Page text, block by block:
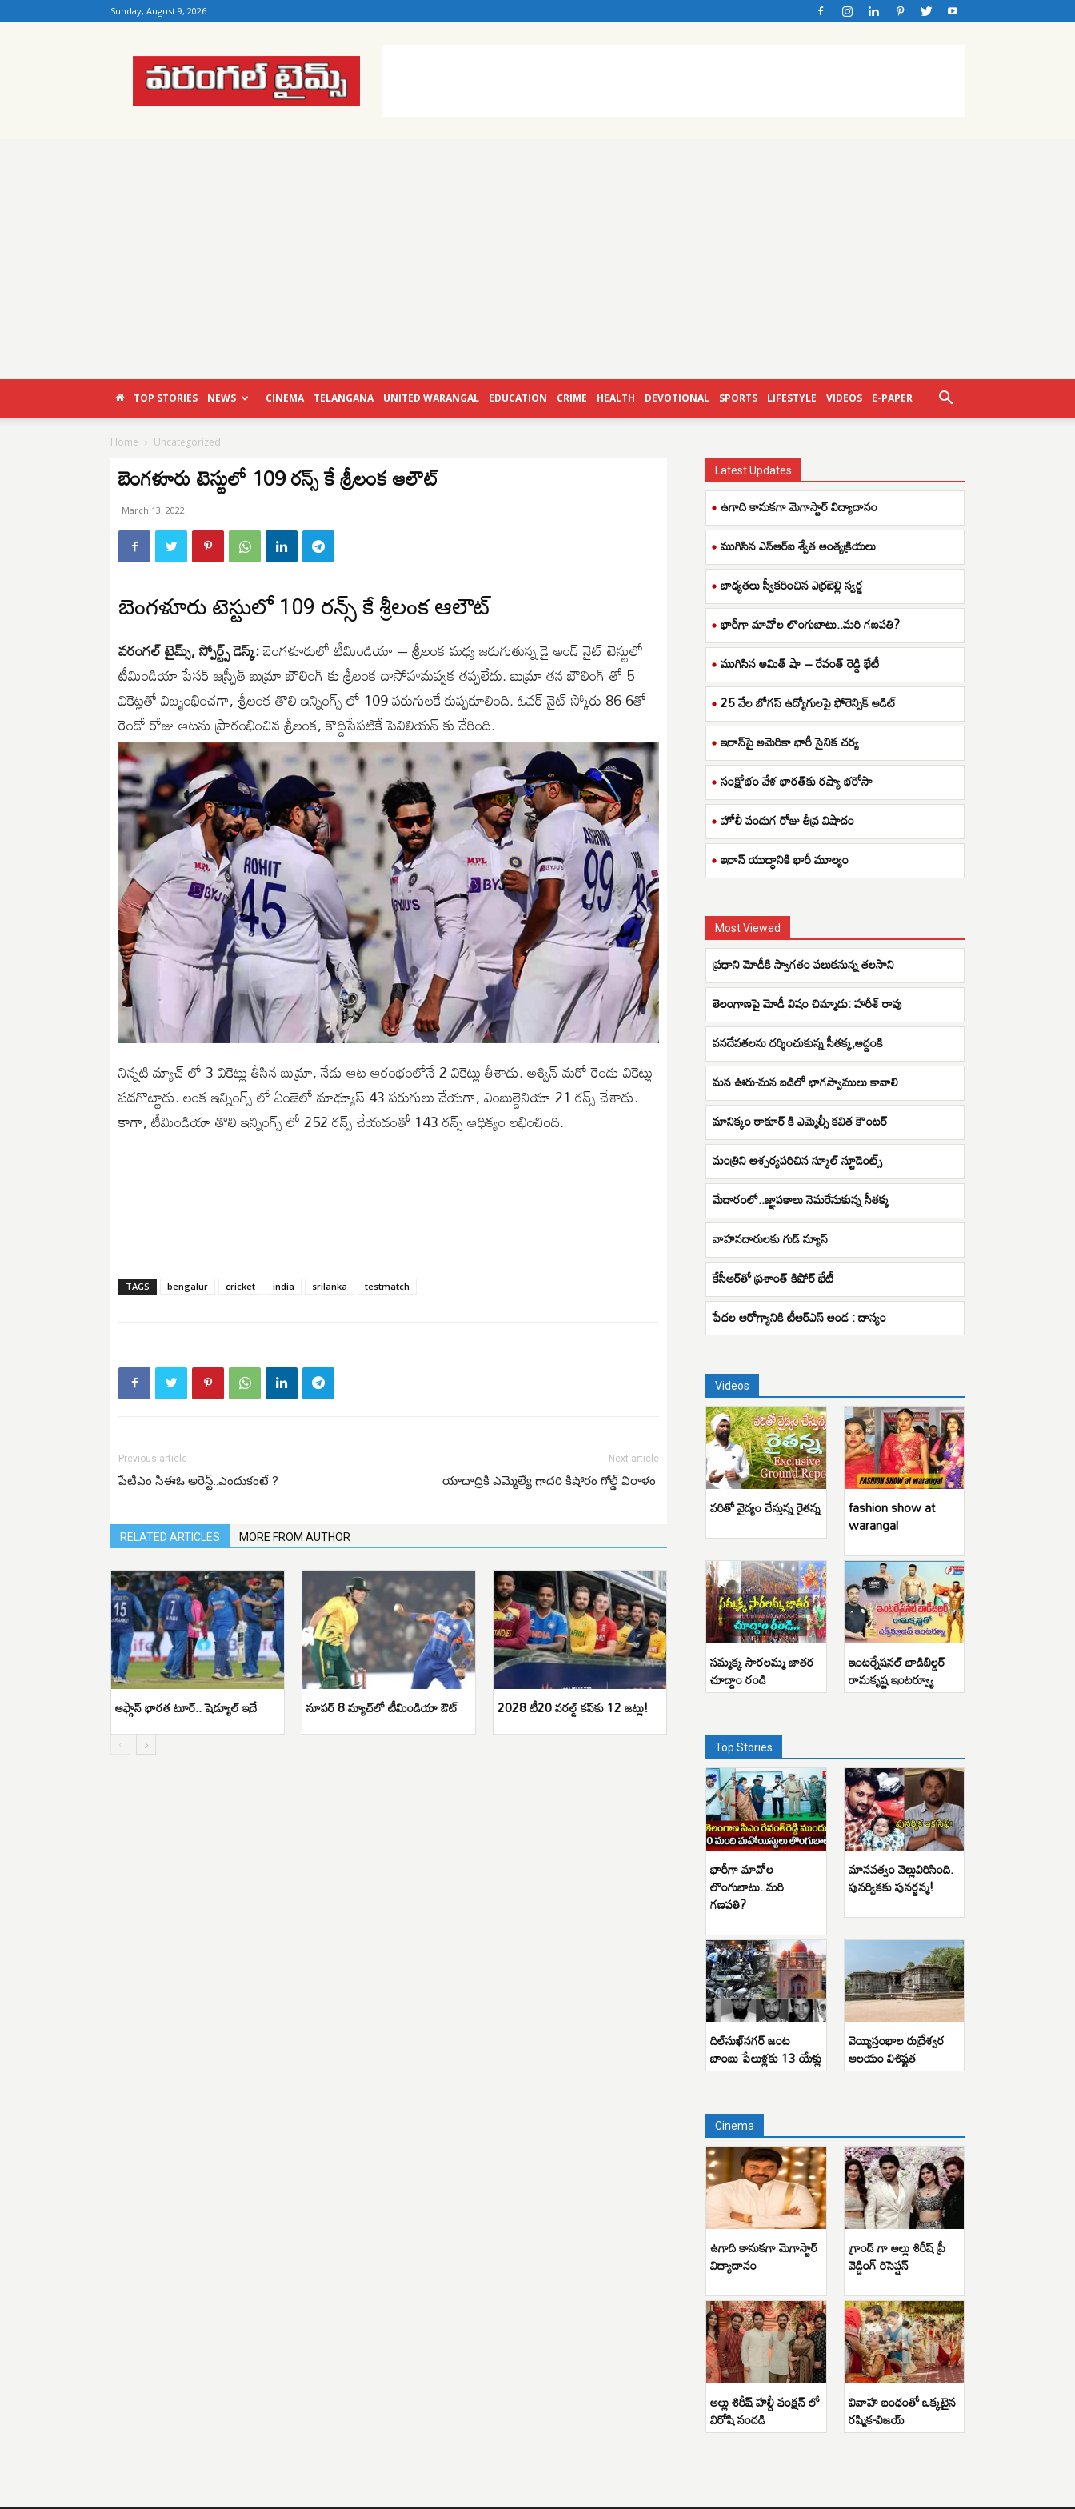
Sunday, August 9, 2026
Warangal
Times
TOP STORIES NEWS CINEMA TELANGANA UNITED WARANGAL EDUCATION CRIME HEALTH DEVOTIONAL SPORTS LIFESTYLE VIDEOS E-PAPER
Home Uncategorized
బెంగళూరు టెస్టులో 109 రన్స్ కే శ్రీలంక ఆలౌట్
March 13, 2022
బెంగళూరు టెస్టులో 109 రన్స్ కే శ్రీలంక ఆలౌట్
వరంగల్ టైమ్స్, స్పోర్ట్స్ డెస్క్:బెంగళూరులో టీమిండియా – శ్రీలంక మధ్య జరుగుతున్న డై అండ్ నైట్ టెస్టులో
టీమిండియా పేసర్ జస్ప్రీత్ బుమ్రా బౌలింగ్ కు శ్రీలంక దాసోహమవ్వక తప్పలేదు. బుమ్రా తన బౌలింగ్ తో 5
వికెట్లతో విజృంభించగా, శ్రీలంక తొలి ఇన్నింగ్స్ లో 109 పరుగులకే కుప్పకూలింది. ఓవర్ నైట్ స్కోరు 86-6తో
రెండో రోజు ఆటను ప్రారంభించిన శ్రీలంక, కొద్దిసేపటికే పెవిలియన్ కు చేరింది.
నిన్నటి మ్యాచ్ లో 3 వికెట్లు తీసిన బుమ్రా, నేడు ఆట ఆరంభంలోనే 2 వికెట్లు తీశాడు. అశ్విన్ మరో రెండు వికెట్లు
పడగొట్టాడు. లంక ఇన్నింగ్స్ లో ఏంజెలో మాథ్యూస్ 43 పరుగులు చేయగా, ఎంబుల్దెనియా 21 రన్స్ చేశాడు.
కాగా, టీమిండియా తొలి ఇన్నింగ్స్ లో 252 రన్స్ చేయడంతో 143 రన్స్ ఆధిక్యం లభించింది.
TAGS bengalur cricket india srilanka testmatch
Previous article
పేటీఎం సీఈఓ అరెస్ట్..ఎందుకంటే ?
Next article
యాదాద్రికి ఎమ్మెల్యే గాదరి కిషోరం గోల్డ్ విరాళం
RELATED ARTICLES MORE FROM AUTHOR
ఆఫ్గాన్‌ భారత టూర్‌.. షెడ్యూల్‌ ఇదే సూపర్ 8 మ్యాచ్‌లో టీమిండియా ఔట్ 2028 టీ20 వరల్డ్ కప్‌కు 12 జట్లు!
Latest Updates
ఉగాది కానుకగా మెగాస్టార్ విద్యాదానం
ముగిసిన ఎన్ఆర్ఐ శ్వేత అంత్యక్రియలు
బాధ్యతలు స్వీకరించిన ఎర్రబెల్లి స్వర్ణ
భారీగా మావోల లొంగుబాటు..మరి గణపతి?
ముగిసిన అమిత్ షా – రేవంత్ రెడ్డి భేటీ
25 వేల బోగస్ ఉద్యోగులపై ఫోరెన్సిక్ ఆడిట్
ఇరాన్‌పై అమెరికా భారీ సైనిక చర్య
సంక్షోభం వేళ భారత్‌కు రష్యా భరోసా
హోలీ పండుగ రోజు తీవ్ర విషాదం
ఇరాన్ యుద్ధానికి భారీ మూల్యం
Most Viewed
ప్రధాని మోడీకి స్వాగతం పలుకనున్న తలసాని
తెలంగాణపై మోడీ విషం చిమ్మాడు: హరీశ్ రావు
వనదేవతలను దర్శించుకున్న సీతక్క,అద్దంకి
మన ఊరు-మన బడిలో భాగస్వాములు కావాలి
మానిక్కం ఠాకూర్ కి ఎమ్మెల్సీ కవిత కౌంటర్
మంత్రిని ఆశ్చర్యపరిచిన స్కూల్ స్టూడెంట్స్
మేడారంలో..జ్ఞాపకాలు నెమరేసుకున్న సీతక్క
వాహనదారులకు గుడ్ న్యూస్
కేసీఆర్‌‌తో ప్రశాంత్ కిషోర్ భేటీ
పేదల ఆరోగ్యానికి టీఆర్ఎస్ అండ : దాస్యం
Videos
వరితో వైద్యం చేస్తున్న రైతన్న fashion show at
warangal
సమ్మక్క సారలమ్మ జాతర
చూద్దాం రండి
ఇంటర్నేషనల్ బాడిబిల్డర్
రామకృష్ణ ఇంటర్వ్యూ
Top Stories
భారీగా మావోల
లొంగుబాటు..మరి
గణపతి?
మానవత్వం వెల్లువిరిసింది.
పునర్వికకు పునర్జన్మ!
దిల్‌సుఖ్‌నగర్ జంట
బాంబు పేలుళ్లకు 13 యేళ్లు
వెయ్యిస్తంభాల రుద్రేశ్వర
ఆలయం విశిష్టత
Cinema
ఉగాది కానుకగా మెగాస్టార్
విద్యాదానం
గ్రాండ్ గా అల్లు శిరీష్ ప్రీ
వెడ్డింగ్ రిసెప్షన్
అల్లు శిరీష్ హల్దీ ఫంక్షన్ లో
విరోషి సందడి
వివాహ బంధంతో ఒక్కటైన
రష్మిక-విజయ్